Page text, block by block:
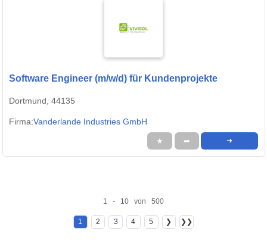
Software Engineer (m/w/d) für Kundenprojekte
Dortmund, 44135
Firma:Vanderlande Industries GmbH
★ ➦ ➜
1 - 10 von 500
1 2 3 4 5 ❯ ❯❯